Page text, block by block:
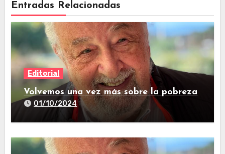
Entradas Relacionadas
Editorial
Volvemos una vez más sobre la pobreza
01/10/2024